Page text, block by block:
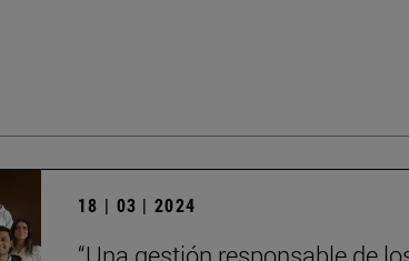
18 | 03 | 2024